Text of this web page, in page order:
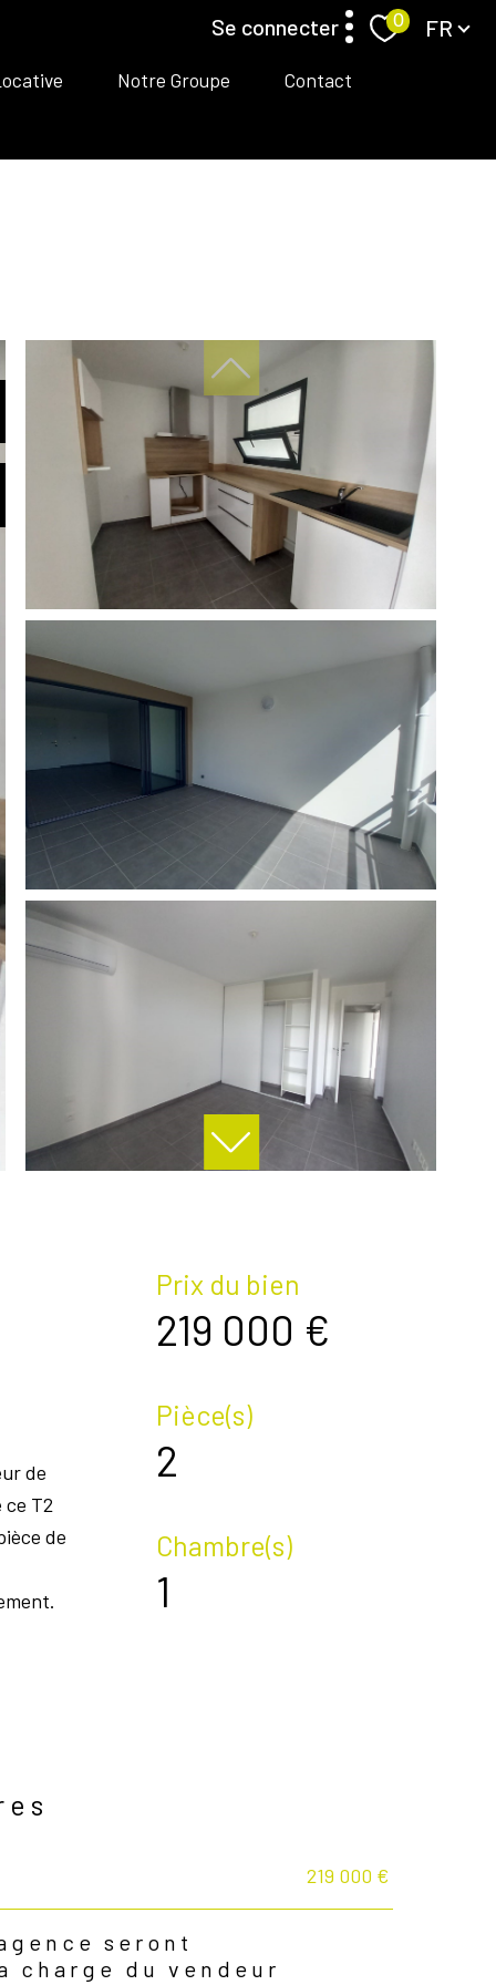
se connecter
espace propriétaire/ Locataire gestion Locative
espace propriétaire transaction
0 FR
Notre Groupe Contact
de
ce T2
de
Prix du bien
219 000 €
Pièce(s)
2
Chambre(s)
1
219 000 €
seront
charge du vendeur